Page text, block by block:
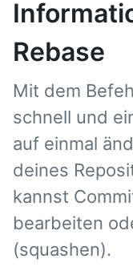
Rebase
Mit dem
schnell und
auf einmal
deines
kannst
bearbeiten
(squashen).